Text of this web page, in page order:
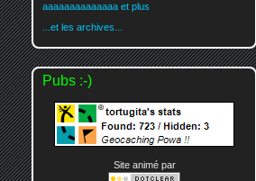
aaaaaaaaaaaaaa et plus
...et les archives...
Pubs :-)
Site animé par